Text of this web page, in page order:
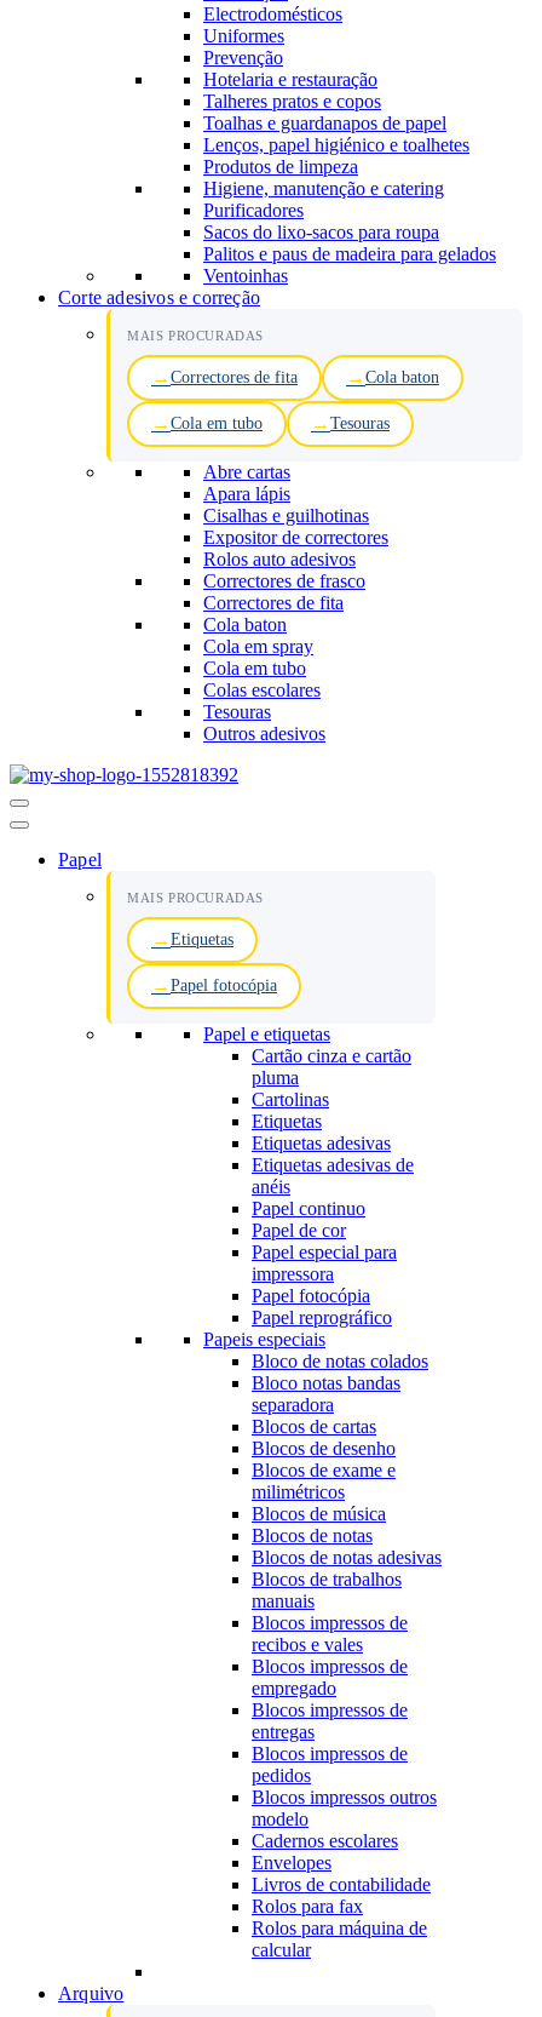
Electrodomésticos
Uniformes
Prevenção
Hotelaria e restauração
Talheres pratos e copos
Toalhas e guardanapos de papel
Lenços, papel higiénico e toalhetes
Produtos de limpeza
Higiene, manutenção e catering
Purificadores
Sacos do lixo-sacos para roupa
Palitos e paus de madeira para gelados
Ventoinhas
Corte adesivos e correção
MAIS PROCURADAS
Correctores de fita Cola baton
Cola em tubo Tesouras
Abre cartas
Apara lápis
Cisalhas e guilhotinas
Expositor de correctores
Rolos auto adesivos
Correctores de frasco
Correctores de fita
Cola baton
Cola em spray
Cola em tubo
Colas escolares
Tesouras
Outros adesivos
Menu
de
Papel
MAIS PROCURADAS
Etiquetas
Papel fotocópia
Papel e etiquetas
Cartão cinza e cartão
pluma
Cartolinas
Etiquetas
Etiquetas adesivas
Etiquetas adesivas de
anéis
Papel continuo
Papel de cor
Papel especial para
impressora
Papel fotocópia
Papel reprográfico
Papeis especiais
Bloco de notas colados
Bloco notas bandas
separadora
Blocos de cartas
Blocos de desenho
Blocos de exame e
milimétricos
Blocos de música
Blocos de notas
Blocos de notas adesivas
Blocos de trabalhos
manuais
Blocos impressos de
recibos e vales
Blocos impressos de
empregado
Blocos impressos de
entregas
Blocos impressos de
pedidos
Blocos impressos outros
modelo
Cadernos escolares
Envelopes
Livros de contabilidade
Rolos para fax
Rolos para máquina de
calcular
Arquivo